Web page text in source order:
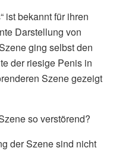
ist bekannt für ihren
Darstellung von
ging selbst den
der riesige Penis in
Szene gezeigt
so verstörend?
der Szene sind nicht